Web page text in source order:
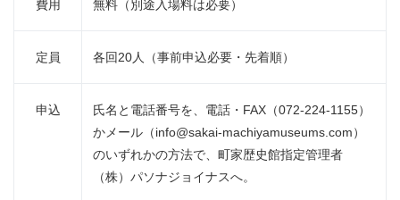
費用 無料（別途入場料は必要）
定員 各回20人（事前申込必要・先着順）
申込
氏名と電話番号を、電話・FAX（072-224-1155）
かメール（info@sakai-machiyamuseums.com）
のいずれかの方法で、町家歴史館指定管理者
（株）パソナジョイナスへ。